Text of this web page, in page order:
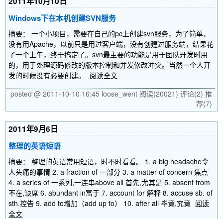
Windows下在本机创建SVN服务
摘要： 一个小项目，需要在自己的pc上创建svn服务，为了简单，
没有用Apache，以前只是用过客户端，没有创建过服务端，结果花
了一个上午，终于搞定了。svn最主要的功能是用于团队开发时用
的，用于处理源码修改的版本控制和并发修改冲突。当然一个人开
发的时候没有必要创建。
阅读全文
posted @ 2011-10-10 16:45 loose_went 阅读(20021) 评论(2) 推
荐(7)
2011年9月6日
整理的英语短语
摘要： 整理的英语常用短语，时不时看看。 1. a big headache令
人头痛的事情 2. a fraction of 一部分 3. a matter of concern 焦点
4. a series of 一系列,一连串above all 首先,尤其是 5. absent from
不在,缺席 6. abundant in富于 7. account for 解释 8. accuse sb. of
sth.控告 9. add to增加（add up to） 10. after all 毕竟,究竟 阅读
全文